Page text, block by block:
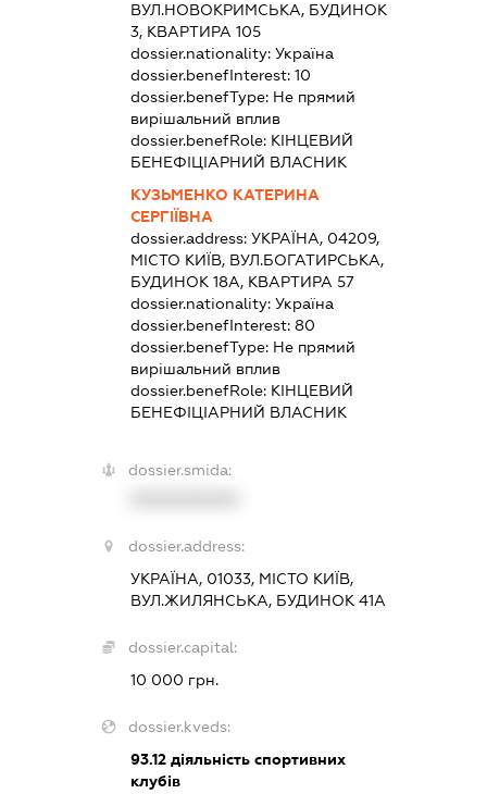
ВУЛ.НОВОКРИМСЬКА, БУДИНОК
3, КВАРТИРА 105
dossier.nationality: Україна
dossier.benefInterest: 10
dossier.benefType: Не прямий
вирішальний вплив
dossier.benefRole: КІНЦЕВИЙ
БЕНЕФІЦІАРНИЙ ВЛАСНИК
КУЗЬМЕНКО КАТЕРИНА
СЕРГІЇВНА
dossier.address: УКРАЇНА, 04209,
МІСТО КИЇВ, ВУЛ.БОГАТИРСЬКА,
БУДИНОК 18А, КВАРТИРА 57
dossier.nationality: Україна
dossier.benefInterest: 80
dossier.benefType: Не прямий
вирішальний вплив
dossier.benefRole: КІНЦЕВИЙ
БЕНЕФІЦІАРНИЙ ВЛАСНИК
dossier.smida:
dossier.address:
УКРАЇНА, 01033, МІСТО КИЇВ,
ВУЛ.ЖИЛЯНСЬКА, БУДИНОК 41А
dossier.capital:
10 000 грн.
dossier.kveds:
93.12діяльність спортивних
клубів